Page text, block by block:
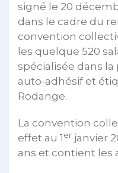
signé le 20
dans le cadre du
convention
les quelque 520
spécialisée dans
auto-adhésif et
Rodange.
La convention
effet au 1 er janvier
ans et contient les